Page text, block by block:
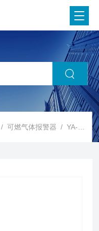
/可燃气体报警器 / YA-D300可燃气体报警器 固定检测仪